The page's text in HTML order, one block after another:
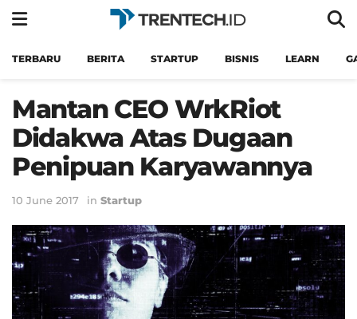
TERBARU BERITA STARTUP BISNIS LEARN
Mantan CEO WrkRiot
Didakwa Atas Dugaan
Penipuan Karyawannya
10 June 2017 in Startup